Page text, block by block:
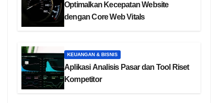
Optimalkan Kecepatan Website
dengan Core Web Vitals
KEUANGAN & BISNIS
Aplikasi Analisis Pasar dan Tool Riset
Kompetitor